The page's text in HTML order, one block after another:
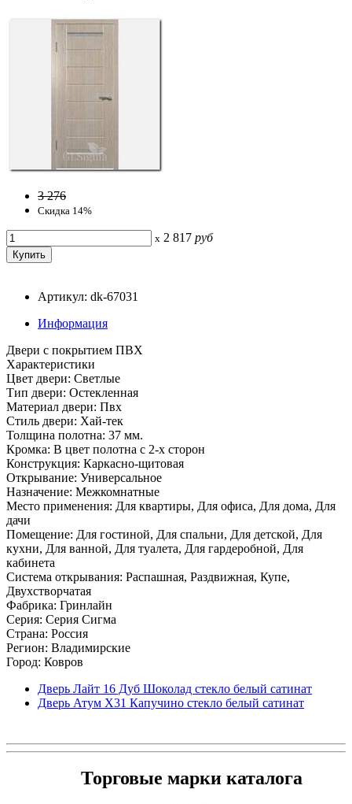
3 276
Скидка 14%
x 2 817 руб
Артикул: dk-67031
Информация
Двери с покрытием ПВХ
Характеристики
Цвет двери: Светлые
Тип двери: Остекленная
Материал двери: Пвх
Стиль двери: Хай-тек
Толщина полотна: 37 мм.
Кромка: В цвет полотна с 2-х сторон
Конструкция: Каркасно-щитовая
Открывание: Универсальное
Назначение: Межкомнатные
Место применения: Для квартиры, Для офиса, Для дома, Для
дачи
Помещение: Для гостиной, Для спальни, Для детской, Для
кухни, Для ванной, Для туалета, Для гардеробной, Для
кабинета
Система открывания: Распашная, Раздвижная, Купе,
Двухстворчатая
Фабрика: Гринлайн
Серия: Серия Сигма
Страна: Россия
Регион: Владимирские
Город: Ковров
Дверь Лайт 16 Дуб Шоколад стекло белый сатинат
Дверь Атум X31 Капучино стекло белый сатинат
Торговые марки каталога